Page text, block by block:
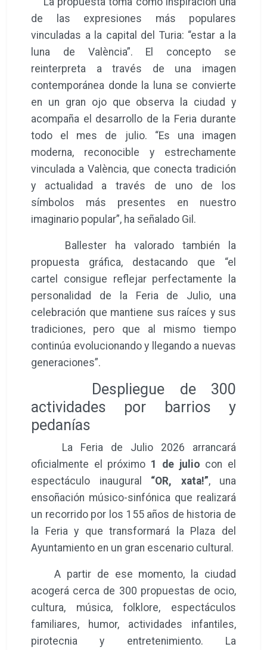
de las expresiones más populares
vinculadas a la capital del Turia: “estar a la
luna de València”. El concepto se
reinterpreta a través de una imagen
contemporánea donde la luna se convierte
en un gran ojo que observa la ciudad y
acompaña el desarrollo de la Feria durante
todo el mes de julio. “Es una imagen
moderna, reconocible y estrechamente
vinculada a València, que conecta tradición
y actualidad a través de uno de los
símbolos más presentes en nuestro
imaginario popular”, ha señalado Gil.
Ballester ha valorado también la
propuesta gráfica, destacando que “el
cartel consigue reflejar perfectamente la
personalidad de la Feria de Julio, una
celebración que mantiene sus raíces y sus
tradiciones, pero que al mismo tiempo
continúa evolucionando y llegando a nuevas
generaciones”.
Despliegue de 300
actividades por barrios y
pedanías
La Feria de Julio 2026 arrancará
oficialmente el próximo 1 de julio con el
espectáculo inaugural “OR, xata!”, una
ensoñación músico-sinfónica que realizará
un recorrido por los 155 años de historia de
la Feria y que transformará la Plaza del
Ayuntamiento en un gran escenario cultural.
A partir de ese momento, la ciudad
acogerá cerca de 300 propuestas de ocio,
cultura, música, folklore, espectáculos
familiares, humor, actividades infantiles,
pirotecnia y entretenimiento. La